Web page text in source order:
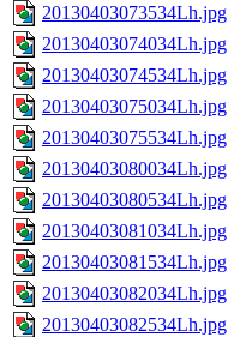
20130403073534Lh.jpg
20130403074034Lh.jpg
20130403074534Lh.jpg
20130403075034Lh.jpg
20130403075534Lh.jpg
20130403080034Lh.jpg
20130403080534Lh.jpg
20130403081034Lh.jpg
20130403081534Lh.jpg
20130403082034Lh.jpg
20130403082534Lh.jpg